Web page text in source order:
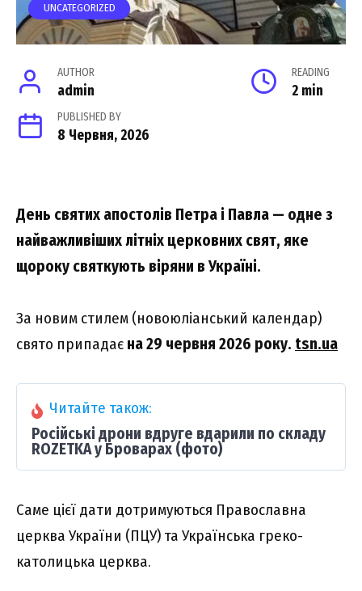
UNCATEGORIZED
AUTHOR
admin
READING
2 min
PUBLISHED BY
8 Червня, 2026
День святих апостолів Петра і Павла — одне з
найважливіших літніх церковних свят, яке
щороку святкують віряни в Україні.
За новим стилем (новоюліанський календар)
свято припадає на 29 червня 2026 року. tsn.ua
Читайте також:
Російські дрони вдруге вдарили по складу
ROZETKA у Броварах (фото)
Саме цієї дати дотримуються Православна
церква України (ПЦУ) та Українська греко-
католицька церква.